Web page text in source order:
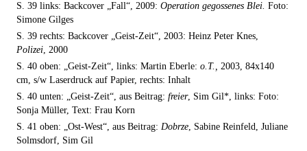
S. 39 links: Backcover „Fall“, 2009: Operation gegossenes Blei. Foto:
Simone Gilges
S. 39 rechts: Backcover „Geist-Zeit“, 2003: Heinz Peter Knes,
Polizei, 2000
S. 40 oben: „Geist-Zeit“, links: Martin Eberle: o.T., 2003, 84x140
cm, s/w Laserdruck auf Papier, rechts: Inhalt
S. 40 unten: „Geist-Zeit“, aus Beitrag: freier, Sim Gil*, links: Foto:
Sonja Müller, Text: Frau Korn
S. 41 oben: „Ost-West“, aus Beitrag: Dobrze, Sabine Reinfeld, Juliane
Solmsdorf, Sim Gil